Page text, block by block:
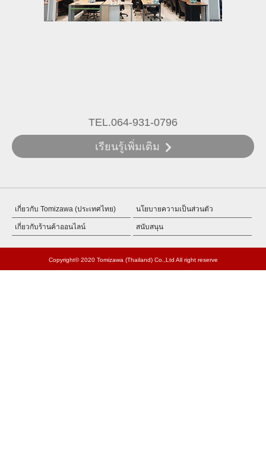
TEL.064-931-0796
เรียนรู้เพิ่มเติม
เกี่ยวกับ Tomizawa (ประเทศไทย) นโยบายความเป็นส่วนตัว
เกี่ยวกับร้านค้าออนไลน์ สนับสนุน
Copyright© 2020 Tomizawa (Thailand) Co.,Ltd All right reserve